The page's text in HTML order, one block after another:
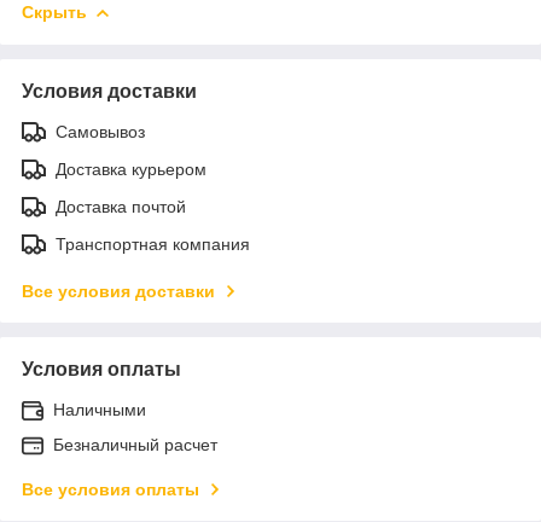
Скрыть
Условия доставки
Самовывоз
Доставка курьером
Доставка почтой
Транспортная компания
Все условия доставки
Условия оплаты
Наличными
Безналичный расчет
Все условия оплаты